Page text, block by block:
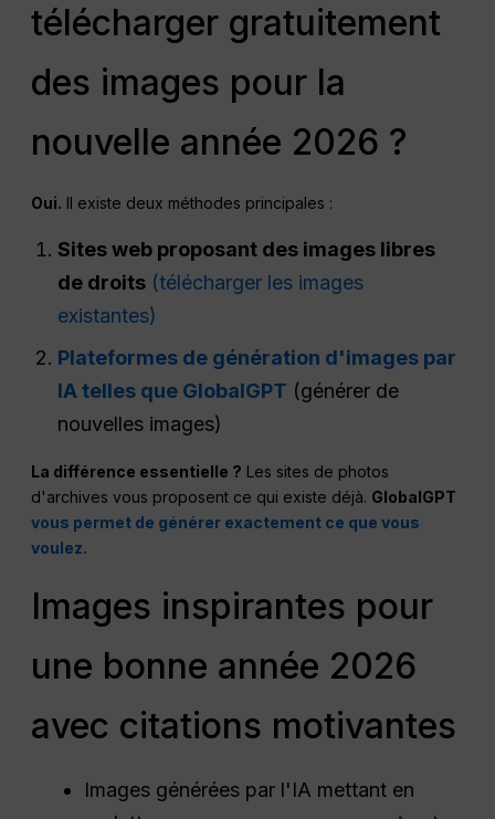
télécharger gratuitement
des images pour la
nouvelle année 2026 ?
Oui. Il existe deux méthodes principales :
Sites web proposant des images libres
de droits (télécharger les images
existantes)
Plateformes de génération d'images par
IA telles que GlobalGPT (générer de
nouvelles images)
La différence essentielle ? Les sites de photos
d'archives vous proposent ce qui existe déjà. GlobalGPT
vous permet de générer exactement ce que vous
voulez.
Images inspirantes pour
une bonne année 2026
avec citations motivantes
Images générées par l'IA mettant en